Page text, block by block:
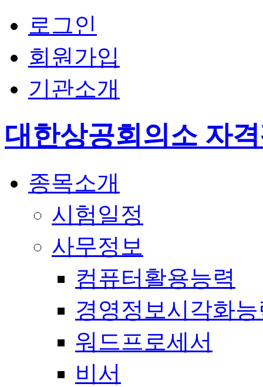
로그인
회원가입
기관소개
대한상공회의소 자
종목소개
시험일정
사무정보
컴퓨터활용능력
경영정보시각화
워드프로세서
비서